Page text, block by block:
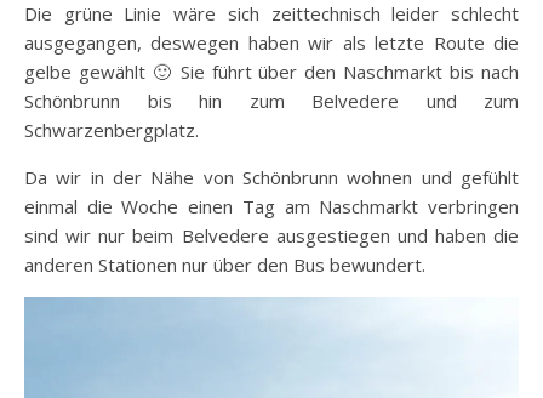
Die grüne Linie wäre sich zeittechnisch leider schlecht
ausgegangen, deswegen haben wir als letzte Route die
gelbe gewählt 🙂 Sie führt über den Naschmarkt bis nach
Schönbrunn bis hin zum Belvedere und zum
Schwarzenbergplatz.
Da wir in der Nähe von Schönbrunn wohnen und gefühlt
einmal die Woche einen Tag am Naschmarkt verbringen
sind wir nur beim Belvedere ausgestiegen und haben die
anderen Stationen nur über den Bus bewundert.